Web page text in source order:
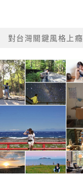
對台灣關鍵風格上癮